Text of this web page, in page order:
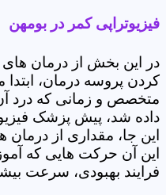
فیزیوتراپی کمر در بومهن
در این بخش از درمان های
کردن پروسه درمان،
متخصص و زمانی که درد
داده شد، پیش پزشک
این جا، مقداری از
این آن حرکت هایی که
فرایند بهبودی، سرعت